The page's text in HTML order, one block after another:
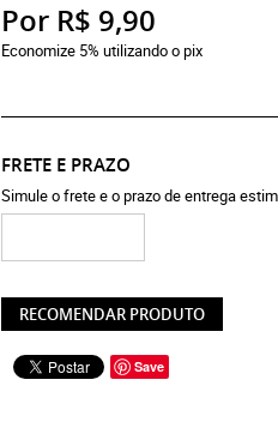
Por R$ 9,90
Economize 5% utilizando o pix
FRETE E PRAZO
Simule o frete e o prazo de entrega
RECOMENDAR PRODUTO
Save